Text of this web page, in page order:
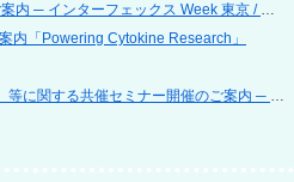
ターフェックス Week 東京 / 再生医療 EXPO 東京
内「Powering Cytokine Research」
セミナー開催のご案内 ─ 第 25 回 日本再生医療学会総会